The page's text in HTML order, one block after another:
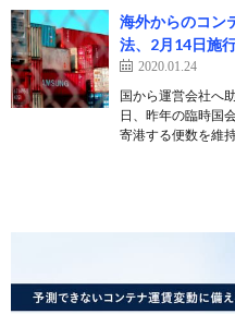
海外からのコン
法、2月14日施
2020.01.24
国から運営会社へ
日、昨年の臨時国
寄港する便数を維